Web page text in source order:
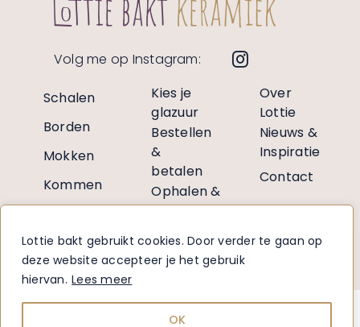
Lottie bakt gebruikt cookies. Door verder te gaan op
deze website accepteer je het gebruik
hiervan. Lees meer
OK
Volg me op Instagram:
Schalen
Borden
Mokken
Kommen
Decoratie
Kies je
glazuur
Bestellen
&
betalen
Ophalen &
verzenden
Retourneren
Voor
Over
Lottie
Nieuws &
Inspiratie
Contact
| © Lottie Bakt 2026 – design: